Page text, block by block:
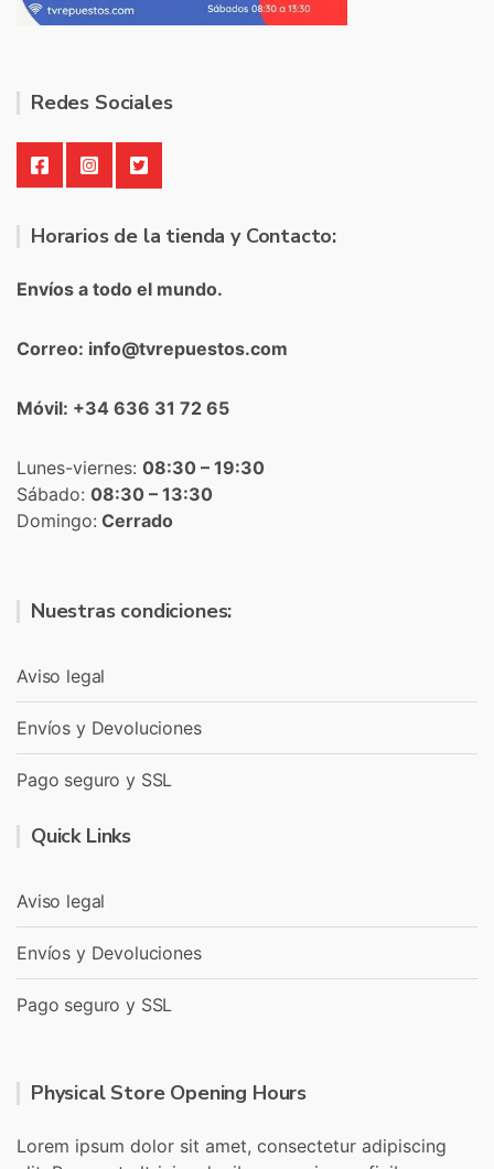
Redes Sociales
Horarios de la tienda y Contacto:
Envíos a todo el mundo.
Correo: info@tvrepuestos.com
Móvil: +34 636 31 72 65
Lunes-viernes: 08:30 – 19:30
Sábado: 08:30 – 13:30
Domingo: Cerrado
Nuestras condiciones:
Aviso legal
Envíos y Devoluciones
Pago seguro y SSL
Quick Links
Aviso legal
Envíos y Devoluciones
Pago seguro y SSL
Physical Store Opening Hours
Lorem ipsum dolor sit amet, consectetur adipiscing